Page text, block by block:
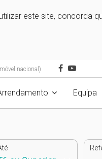
este site, concorda
nacional)
Equipa